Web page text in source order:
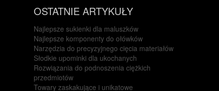
OSTATNIE ARTYKUŁY
Najlepsze sukienki dla maluszków
Najlepsze komponenty do ołówków
Narzędzia do precyzyjnego cięcia materiałów
Słodkie upominki dla ukochanych
Rozwiązania do podnoszenia ciężkich
przedmiotów
Towary zaskakujące i unikatowe